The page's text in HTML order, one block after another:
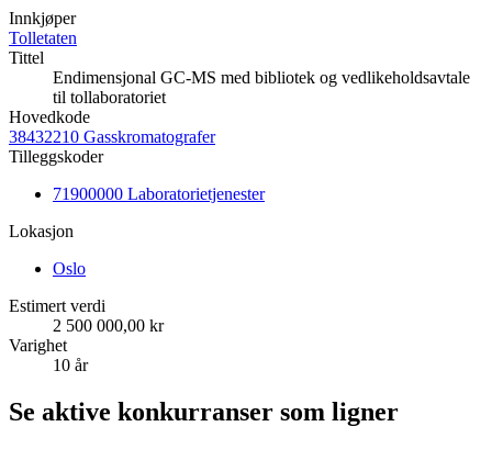
Innkjøper
Tolletaten
Tittel
Endimensjonal GC-MS med bibliotek og vedlikeholdsavtale
til tollaboratoriet
Hovedkode
38432210 Gasskromatografer
Tilleggskoder
71900000 Laboratorietjenester
Lokasjon
Oslo
Estimert verdi
2 500 000,00 kr
Varighet
10 år
Se aktive konkurranser som ligner